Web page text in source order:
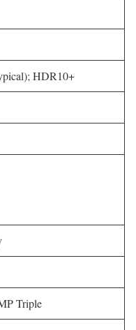
HDR10+
Triple